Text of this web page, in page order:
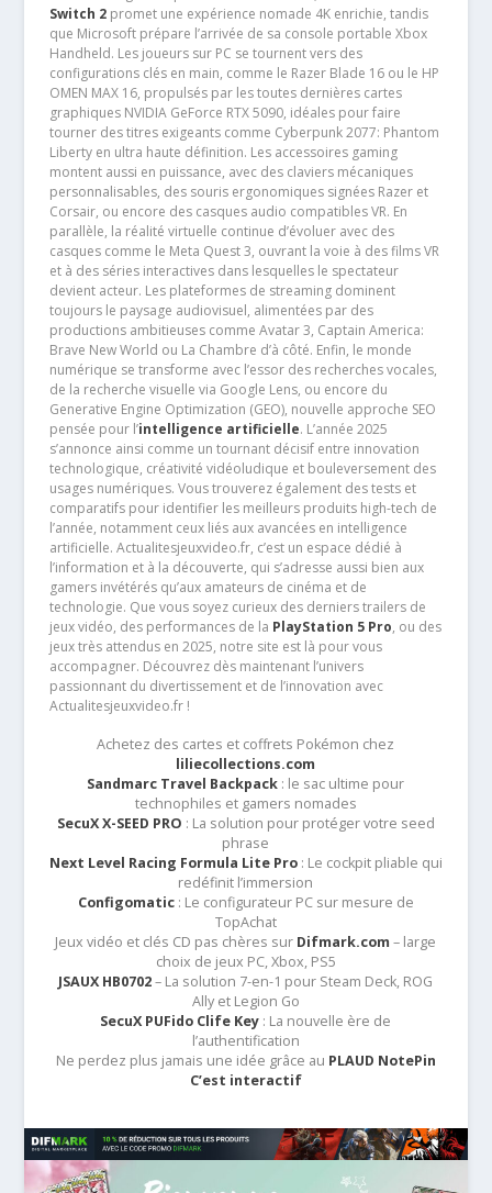
Switch 2promet une expérience nomade 4K enrichie, tandis
que Microsoft prépare l’arrivée de sa console portable Xbox
Handheld. Les joueurs sur PC se tournent vers des
configurations clés en main, comme le Razer Blade 16 ou le HP
OMEN MAX 16, propulsés par les toutes dernières cartes
graphiques NVIDIA GeForce RTX 5090, idéales pour faire
tourner des titres exigeants comme Cyberpunk 2077: Phantom
Liberty en ultra haute définition. Les accessoires gaming
montent aussi en puissance, avec des claviers mécaniques
personnalisables, des souris ergonomiques signées Razer et
Corsair, ou encore des casques audio compatibles VR. En
parallèle, la réalité virtuelle continue d’évoluer avec des
casques comme le Meta Quest 3, ouvrant la voie à des films VR
et à des séries interactives dans lesquelles le spectateur
devient acteur. Les plateformes de streaming dominent
toujours le paysage audiovisuel, alimentées par des
productions ambitieuses comme Avatar 3, Captain America:
Brave New World ou La Chambre d’à côté. Enfin, le monde
numérique se transforme avec l’essor des recherches vocales,
de la recherche visuelle via Google Lens, ou encore du
Generative Engine Optimization (GEO), nouvelle approche SEO
pensée pour l’intelligence artificielle. L’année 2025
s’annonce ainsi comme un tournant décisif entre innovation
technologique, créativité vidéoludique et bouleversement des
usages numériques. Vous trouverez également des tests et
comparatifs pour identifier les meilleurs produits high-tech de
l’année, notamment ceux liés aux avancées en intelligence
artificielle. Actualitesjeuxvideo.fr, c’est un espace dédié à
l’information et à la découverte, qui s’adresse aussi bien aux
gamers invétérés qu’aux amateurs de cinéma et de
technologie. Que vous soyez curieux des derniers trailers de
jeux vidéo, des performances de la PlayStation 5 Pro, ou des
jeux très attendus en 2025, notre site est là pour vous
accompagner. Découvrez dès maintenant l’univers
passionnant du divertissement et de l’innovation avec
Actualitesjeuxvideo.fr !
Achetez des cartes et coffrets Pokémon chez
liliecollections.com
Sandmarc Travel Backpack : le sac ultime pour
technophiles et gamers nomades
SecuX X-SEED PRO : La solution pour protéger votre seed
phrase
Next Level Racing Formula Lite Pro: Le cockpit pliable qui
redéfinit l’immersion
Configomatic: Le configurateur PC sur mesure de
TopAchat
Jeux vidéo et clés CD pas chères sur Difmark.com – large
choix de jeux PC, Xbox, PS5
JSAUX HB0702– La solution 7-en-1 pour Steam Deck, ROG
Ally et Legion Go
SecuX PUFido Clife Key : La nouvelle ère de
l’authentification
Ne perdez plus jamais une idée grâce au PLAUD NotePin
C’est interactif